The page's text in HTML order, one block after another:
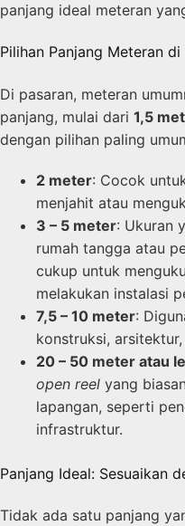
panjang ideal meteran
Pilihan Panjang Meteran di
Di pasaran, meteran
panjang, mulai dari 1,5
dengan pilihan paling
2 meter: Cocok
menjahit atau
3 – 5 meter: Ukuran
rumah tangga atau
cukup untuk
melakukan instalasi
7,5 – 10 meter:
konstruksi,
20 – 50 meter atau
open reel yang
lapangan, seperti
infrastruktur.
Panjang Ideal: Sesuaikan
Tidak ada satu panjang